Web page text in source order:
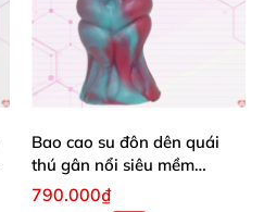
Bao cao su đôn dên quái
thú gân nổi siêu mềm
khủng kích thích
790.000₫